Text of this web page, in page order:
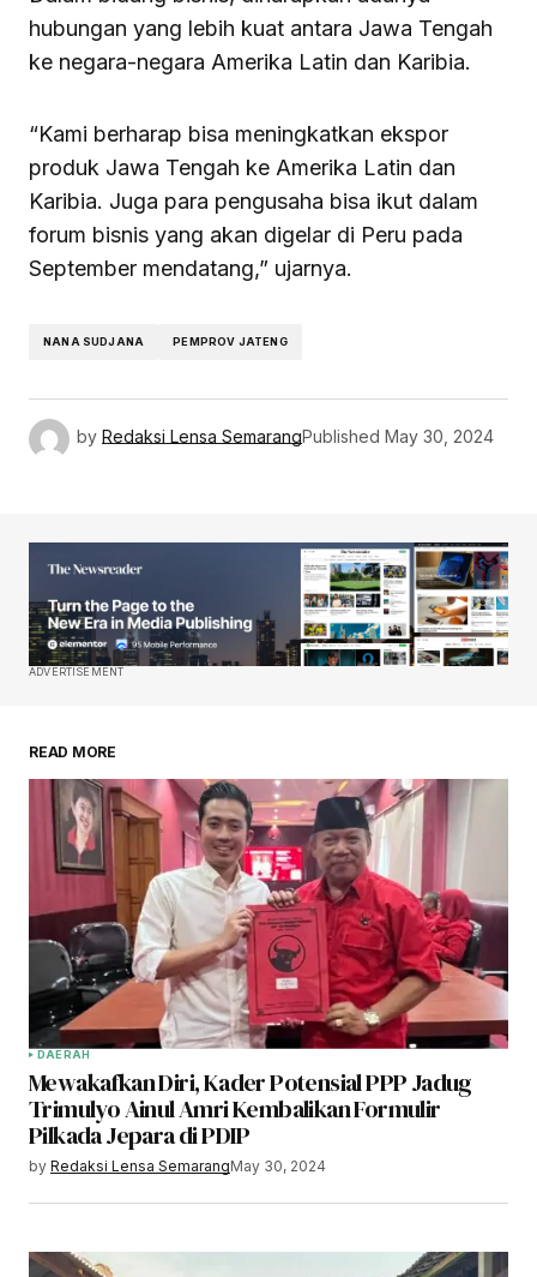
hubungan yang lebih kuat antara Jawa Tengah
ke negara-negara Amerika Latin dan Karibia.
“Kami berharap bisa meningkatkan ekspor
produk Jawa Tengah ke Amerika Latin dan
Karibia. Juga para pengusaha bisa ikut dalam
forum bisnis yang akan digelar di Peru pada
September mendatang,” ujarnya.
NANA SUDJANA PEMPROV JATENG
by Redaksi Lensa SemarangPublished May 30, 2024
ADVERTISEMENT
READ MORE
DAERAH
Mewakafkan Diri, Kader Potensial PPP Jadug
Trimulyo Ainul Amri Kembalikan Formulir
Pilkada Jepara di PDIP
by Redaksi Lensa SemarangMay 30, 2024